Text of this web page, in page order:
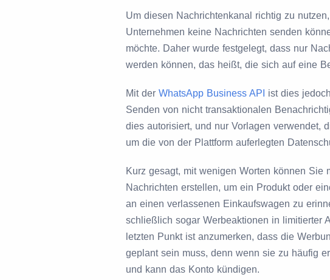
Um diesen Nachrichtenkanal richtig zu
Unternehmen keine Nachrichten senden
möchte. Daher wurde festgelegt, dass nur
werden können, das heißt, die sich auf eine
Mit der WhatsApp Business API
ist dies
Senden von nicht transaktionalen
dies autorisiert, und nur Vorlagen verwendet,
um die von der Plattform auferlegten
Kurz gesagt, mit wenigen Worten können Sie
Nachrichten erstellen, um ein Produkt oder
an einen verlassenen Einkaufswagen zu
schließlich sogar Werbeaktionen in limitierter
letzten Punkt ist anzumerken, dass die
geplant sein muss, denn wenn sie zu häufig
und kann das Konto kündigen.